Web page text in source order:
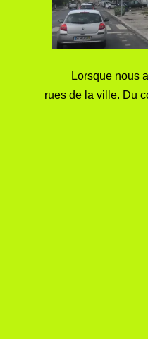
Lorsque nous
rues de la ville. Du